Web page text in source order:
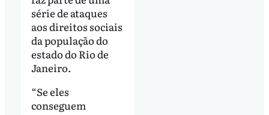
série de ataques
aos direitos sociais
da população do
estado do Rio de
Janeiro.
“Se eles
conseguem